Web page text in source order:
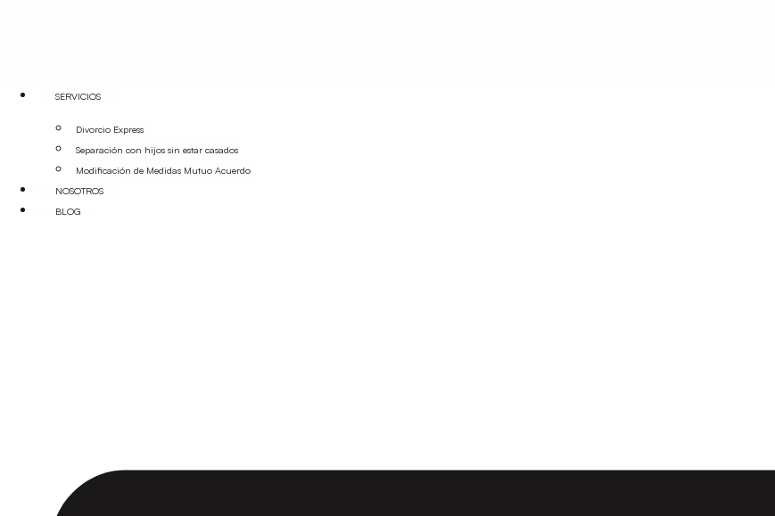
SERVICIOS
Divorcio Express
Separación con hijos sin estar casados
Modificación de Medidas Mutuo Acuerdo
NOSOTROS
BLOG